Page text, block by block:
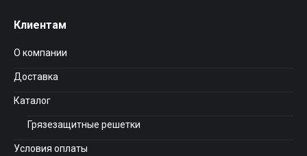
Клиентам
О компании
Доставка
Каталог
Грязезащитные решетки
Условия оплаты